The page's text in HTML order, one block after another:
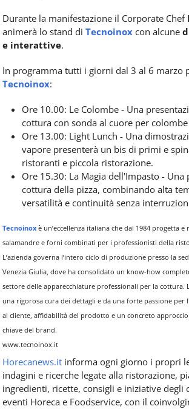
Durante la manifestazione il Corporate Chef
animerà lo stand di Tecnoinox con alcune
e interattive.
In programma tutti i giorni dal 3 al 6 marzo
Tecnoinox:
Ore 10.00: Le Colombe - Una
cottura con sonda al cuore per
Ore 13.00: Light Lunch - Una
vapore presenterà un bis di primi e
ristoranti e piccola ristorazione.
Ore 15.30: La Magia dell'Impasto - Una
cottura della pizza, combinando alta
versatilità e continuità senza
Tecnoinox è un’eccellenza italiana che dal 1984 progetta
salamandre e forni combinati per i professionisti della
L’azienda governa l’intero ciclo di produzione presso la
Venezia Giulia, dove ha consolidato un know-how
settore delle apparecchiature professionali per la cottura.
una rigorosa cura dei dettagli e da una forte passione per
al cliente, affidabilità del prodotto e un concreto
chiave del brand.
www.tecnoinox.it
Horecanews.it informa ogni giorno i propri
indagini e ricerche legate alla ristorazione,
ingredienti, ricette, consigli e iniziative degli
eventi Horeca e Foodservice, con il